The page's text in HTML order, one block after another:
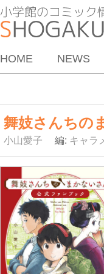
HOME NEWS
舞妓さんちの
小山愛子 編: キャラ